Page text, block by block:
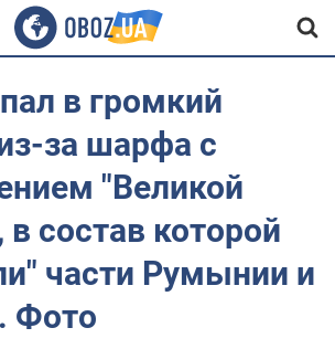
в громкий
за шарфа с
"Великой
в состав которой
части Румынии и
Фото